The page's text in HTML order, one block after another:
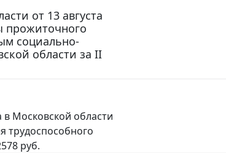
от 13 августа
прожиточного
социально-
области за II
Московской области
трудоспособного
руб.